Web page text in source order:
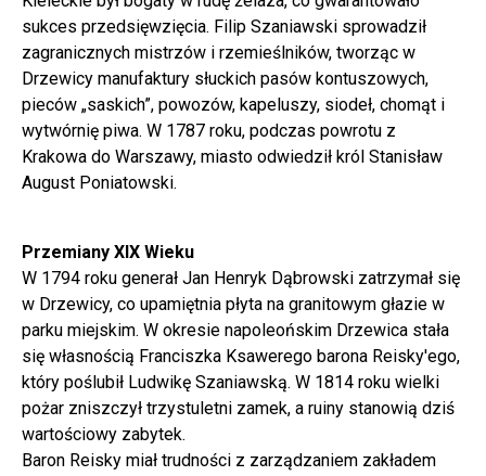
sukces przedsięwzięcia. Filip Szaniawski sprowadził
zagranicznych mistrzów i rzemieślników, tworząc w
Drzewicy manufaktury słuckich pasów kontuszowych,
pieców „saskich”, powozów, kapeluszy, siodeł, chomąt i
wytwórnię piwa. W 1787 roku, podczas powrotu z
Krakowa do Warszawy, miasto odwiedził król Stanisław
August Poniatowski.
Przemiany XIX Wieku
W 1794 roku generał Jan Henryk Dąbrowski zatrzymał się
w Drzewicy, co upamiętnia płyta na granitowym głazie w
parku miejskim. W okresie napoleońskim Drzewica stała
się własnością Franciszka Ksawerego barona Reisky'ego,
który poślubił Ludwikę Szaniawską. W 1814 roku wielki
pożar zniszczył trzystuletni zamek, a ruiny stanowią dziś
wartościowy zabytek.
Baron Reisky miał trudności z zarządzaniem zakładem